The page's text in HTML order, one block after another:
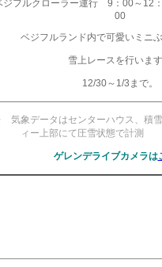
ジフルクローラー運行 9：00～12
00
ベジフルランド内で可愛いミニ
雪上レースを行いま
12/30～1/3まで。
気象データはセンターハウス、積
ィー上部にて圧雪状
ゲレンデライブカメラは